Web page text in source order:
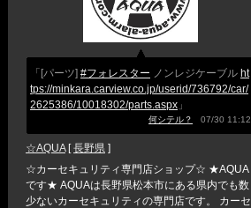
「[パーツ] #フォレスター ノンレジケーブル ht
tps://minkara.carview.co.jp/userid/736792/car/
2625386/10018302/parts.aspx 」
何シテル？ 07/30 11:12
☆AQUA[長野県 ]
☆カーセキュリティ専門店ショップ☆ ★AQUA
です★ AQUAは長野県松本市にある県内でも数
少ないカーセキュリティの専門店です。 カーセ